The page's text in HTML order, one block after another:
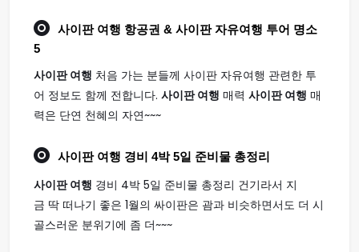
사이판 여행 항공권 & 사이판 자유여행 투어 명소
5
사이판 여행 처음 가는 분들께 사이판 자유여행 관련한 투
어 정보도 함께 전합니다. 사이판 여행 매력 사이판 여행 매
력은 단연 천혜의 자연~~~
사이판 여행 경비 4박 5일 준비물 총정리
사이판 여행 경비 4박 5일 준비물 총정리 건기라서 지
금 딱 떠나기 좋은 1월의 싸이판은 괌과 비슷하면서도 더 시
골스러운 분위기에 좀 더~~~